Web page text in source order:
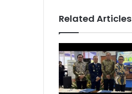
Related Articles